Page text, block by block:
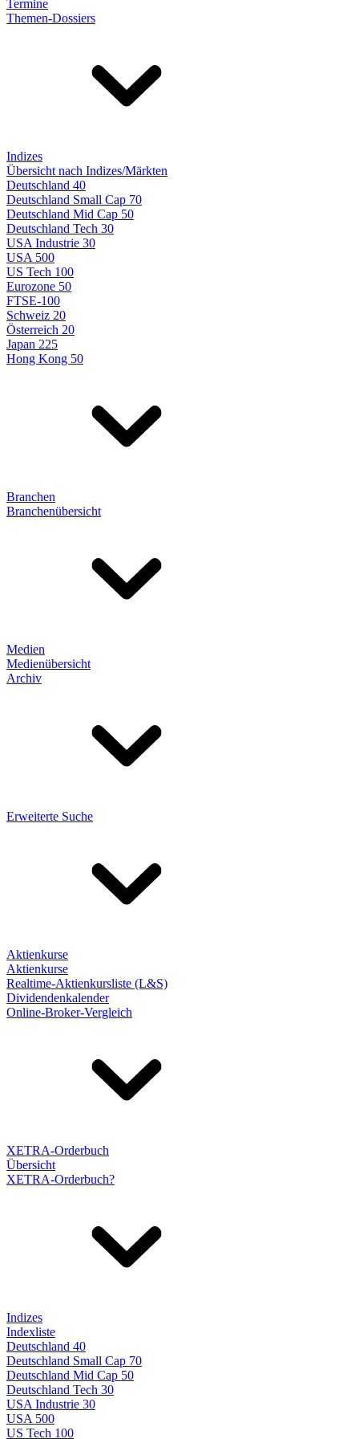
Termine
Themen-Dossiers
Indizes
Übersicht nach Indizes/Märkten
Deutschland 40
Deutschland Small Cap 70
Deutschland Mid Cap 50
Deutschland Tech 30
USA Industrie 30
USA 500
US Tech 100
Eurozone 50
FTSE-100
Schweiz 20
Österreich 20
Japan 225
Hong Kong 50
Branchen
Branchenübersicht
Medien
Medienübersicht
Archiv
Erweiterte Suche
Aktienkurse
Aktienkurse
Realtime-Aktienkursliste (L&S)
Dividendenkalender
Online-Broker-Vergleich
XETRA-Orderbuch
Übersicht
XETRA-Orderbuch?
Indizes
Indexliste
Deutschland 40
Deutschland Small Cap 70
Deutschland Mid Cap 50
Deutschland Tech 30
USA Industrie 30
USA 500
US Tech 100